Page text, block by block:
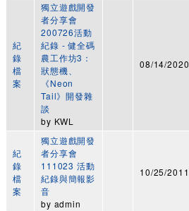
紀
錄
檔
案
獨立遊戲開發
者分享會
200726活動
紀錄 - 健全碼
農工作坊3：
狀態機、
《Neon
Tail》開發雜
談
by KWL
08/14/2020
紀
錄
檔
案
獨立遊戲開發
者分享會
111023 活動
紀錄與簡報影
音
by admin
10/25/2011